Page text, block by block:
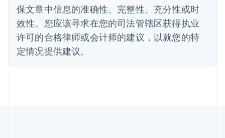
保文章中信息的准确性、完整性、充分性或时
效性。您应该寻求在您的司法管辖区获得执业
许可的合格律师或会计师的建议，以就您的特
定情况提供建议。
DeutschEnglish
法国
FrançaisEnglish
芬兰
EnglishSvenska